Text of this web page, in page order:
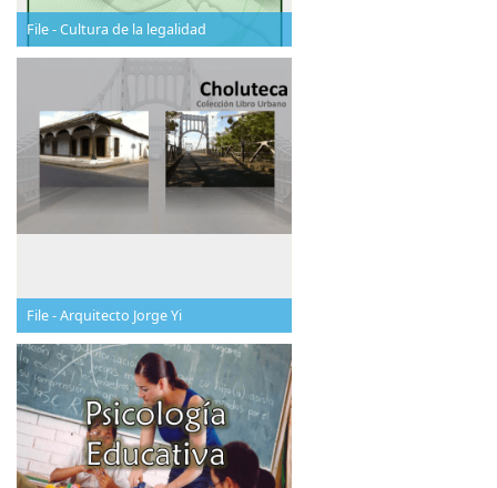
File - Cultura de la legalidad
File - Arquitecto Jorge Yi